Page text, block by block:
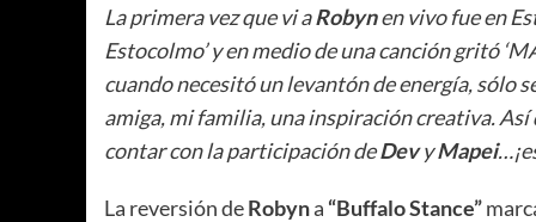
La primera vez que vi aRobynen vivo fue en
Estocolmo’ y en medio de una canción gritó
cuando necesitó un levantón de energía, sólo
amiga, mi familia, una inspiración creativa. Así
contar con la participación deDevyMapei
La reversión deRobyna “Buffalo Stance”